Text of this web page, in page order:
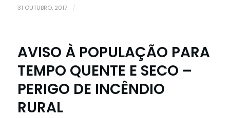
31 OUTUBRO, 2017 /
AVISO À POPULAÇÃO PARA
TEMPO QUENTE E SECO –
PERIGO DE INCÊNDIO
RURAL